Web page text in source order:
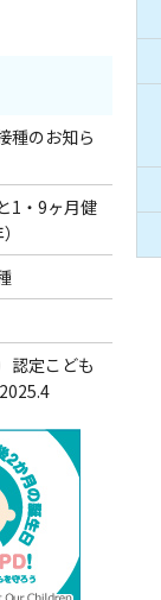
種のお知ら
1・9ヶ月健
認定こども